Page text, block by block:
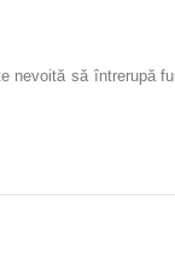
nevoită să întrerupă